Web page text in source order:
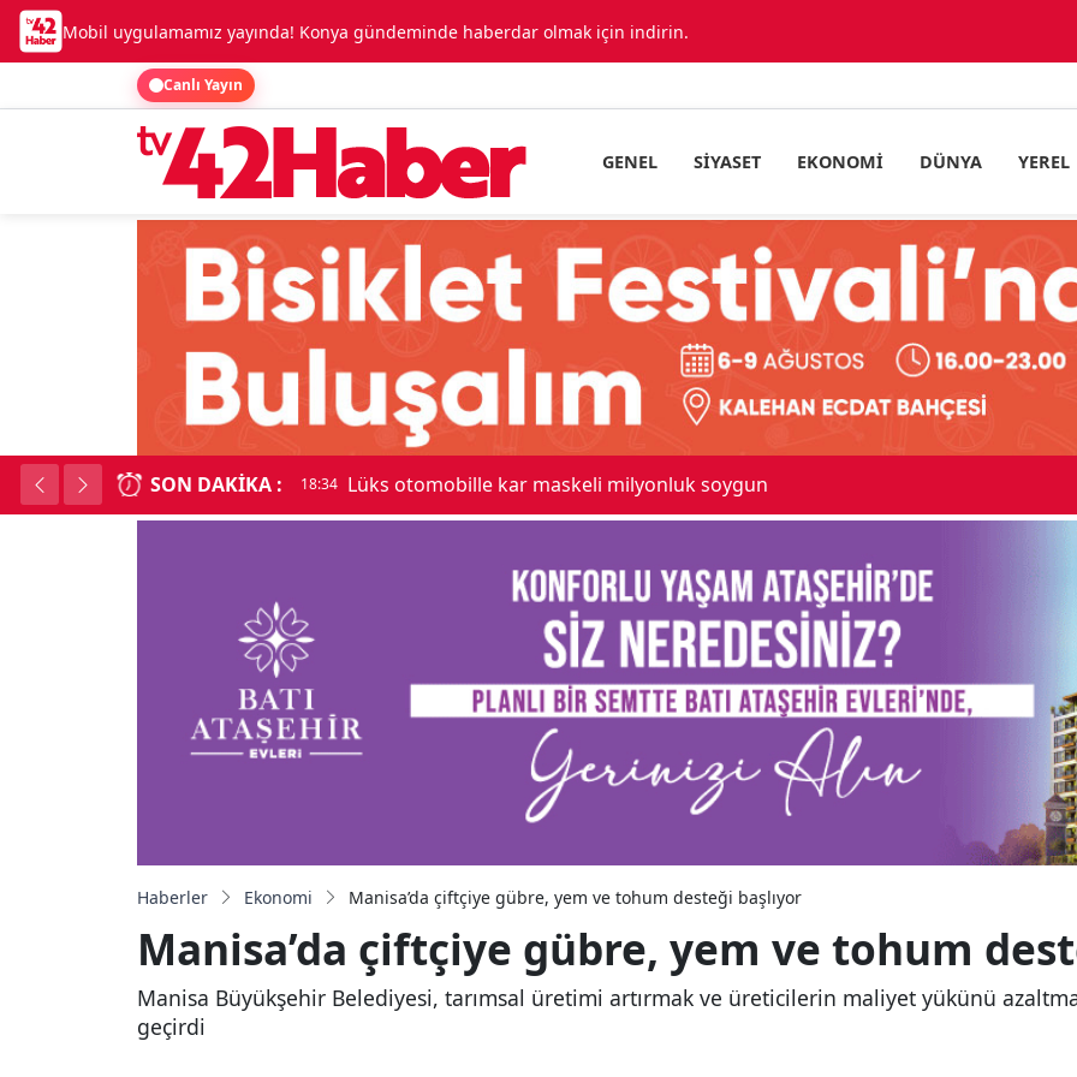
Mobil uygulamamız yayında! Konya gündeminde haberdar olmak için indirin.
Canlı Yayın
GENEL SIYASET EKONOMI DÜNYA YEREL
SON DAKIKA : 18:34 Kadınhanı'nda çok sayıda araç birbirine girdi
Haberler Ekonomi Manisa’da çiftçiye gübre, yem ve tohum desteği başlıyor
Manisa’da çiftçiye gübre, yem ve tohum
Manisa Büyükşehir Belediyesi, tarımsal üretimi artırmak ve üreticilerin maliyet yükünü
geçirdi